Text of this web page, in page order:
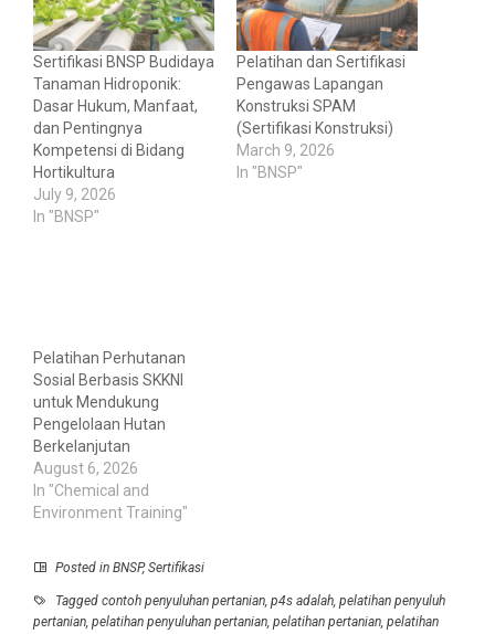
Sertifikasi BNSP Budidaya
Tanaman Hidroponik:
Dasar Hukum, Manfaat,
dan Pentingnya
Kompetensi di Bidang
Hortikultura
July 9, 2026
In "BNSP"
Pelatihan dan Sertifikasi
Pengawas Lapangan
Konstruksi SPAM
(Sertifikasi Konstruksi)
March 9, 2026
In "BNSP"
Pelatihan Perhutanan
Sosial Berbasis SKKNI
untuk Mendukung
Pengelolaan Hutan
Berkelanjutan
August 6, 2026
In "Chemical and
Environment Training"
Posted in BNSP,Sertifikasi
Tagged contoh penyuluhan pertanian, p4s adalah, pelatihan penyuluh
pertanian, pelatihan penyuluhan pertanian, pelatihan pertanian, pelatihan